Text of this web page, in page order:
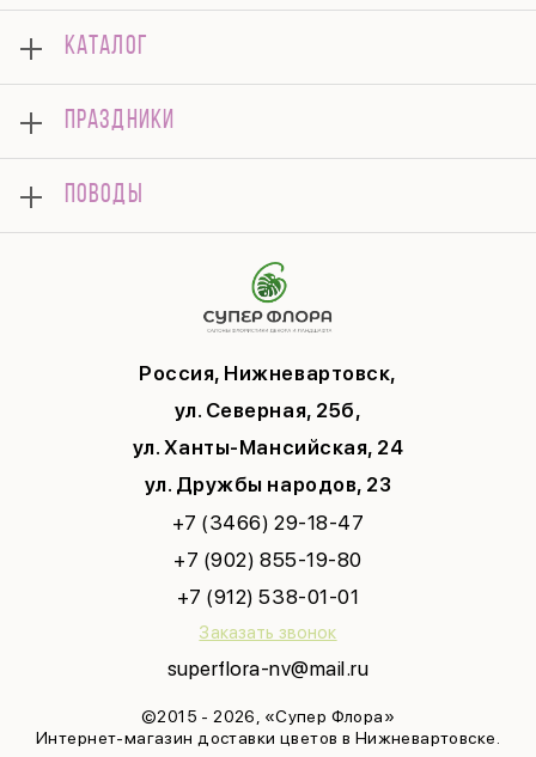
Россия, Нижневартовск,
ул. Северная, 25б,
ул. Ханты-Мансийская, 24
ул. Дружбы народов, 23
+7 (3466) 29-18-47
+7 (902) 855-19-80
+7 (912) 538-01-01
Заказать звонок
superflora-nv@mail.ru
©2015 - 2026, «Супер Флора»
Интернет-магазин доставки цветов в Нижневартовске.
Оплата
Отзывы
Гарантии
Доставка
Корпоративным клиентам
Вопросы и ответы
Политика конфиденциальности
Соглашение на рекламу
КАТАЛОГ
Розы
Композиции
Комнатные
Подарки
Открытки
ПРАЗДНИКИ
14 февраля
День Матери
ПОВОДЫ